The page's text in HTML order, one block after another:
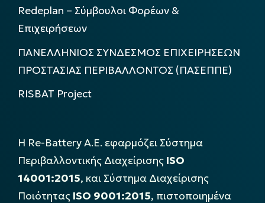
Redeplan – Σύμβουλοι Φορέων &
Επιχειρήσεων
ΠΑΝΕΛΛΗΝΙΟΣ ΣΥΝΔΕΣΜΟΣ ΕΠΙΧΕΙΡΗΣΕΩΝ
ΠΡΟΣΤΑΣΙΑΣ ΠΕΡΙΒΑΛΛΟΝΤΟΣ (ΠΑΣΕΠΠΕ)
RISBAT Project
Η Re-Battery Α.Ε. εφαρμόζει Σύστημα
Περιβαλλοντικής Διαχείρισης ISO
14001:2015, και Σύστημα Διαχείρισης
Ποιότητας ISO 9001:2015, πιστοποιημένα